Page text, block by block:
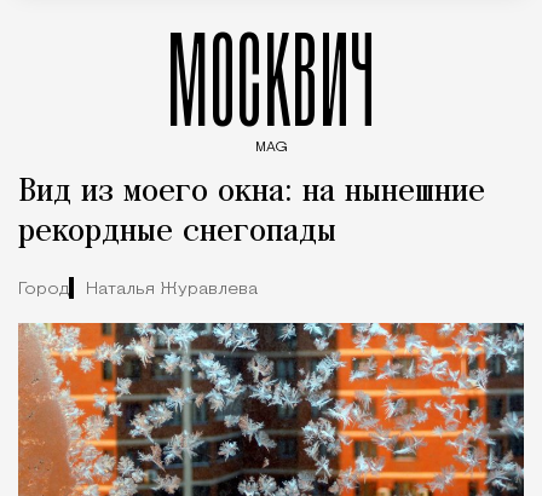
МОСКВИЧ
MAG
Вид из моего окна: на нынешние
рекордные снегопады
Город Наталья Журавлева